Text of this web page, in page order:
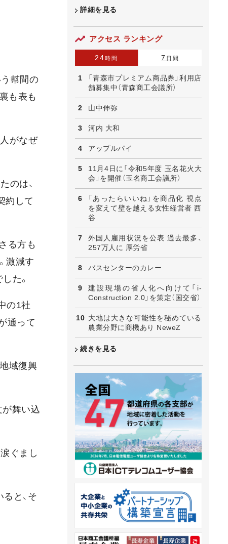
幇間の
も表も
がなぜ
のは、
約して
る方も
激減す
た。
の1社
通って
域復興
が舞い込
ぐまし
と、そ
詳細を見る
アクセス ランキング
24時間 7 日間
「青森市プレミアム商品券」利用店
舗募集中（青森商工会議所）
山中伸弥
河内 大和
アップルパイ
11月4日に「令和5年度 玉名花火大
会」を開催（玉名商工会議所）
「あったらいいね」を商品化 視点
を変えて壁を越える女性経営者 西
谷
外国人雇用状況を公表 過去最多、
257万人に 厚労省
バスセンターのカレー
建設現場の省人化へ向けて「i-
Construction 2.0」を策定（国交省）
大地は大きな可能性を秘めている
農業分野に商機あり NeweZ
続きを見る